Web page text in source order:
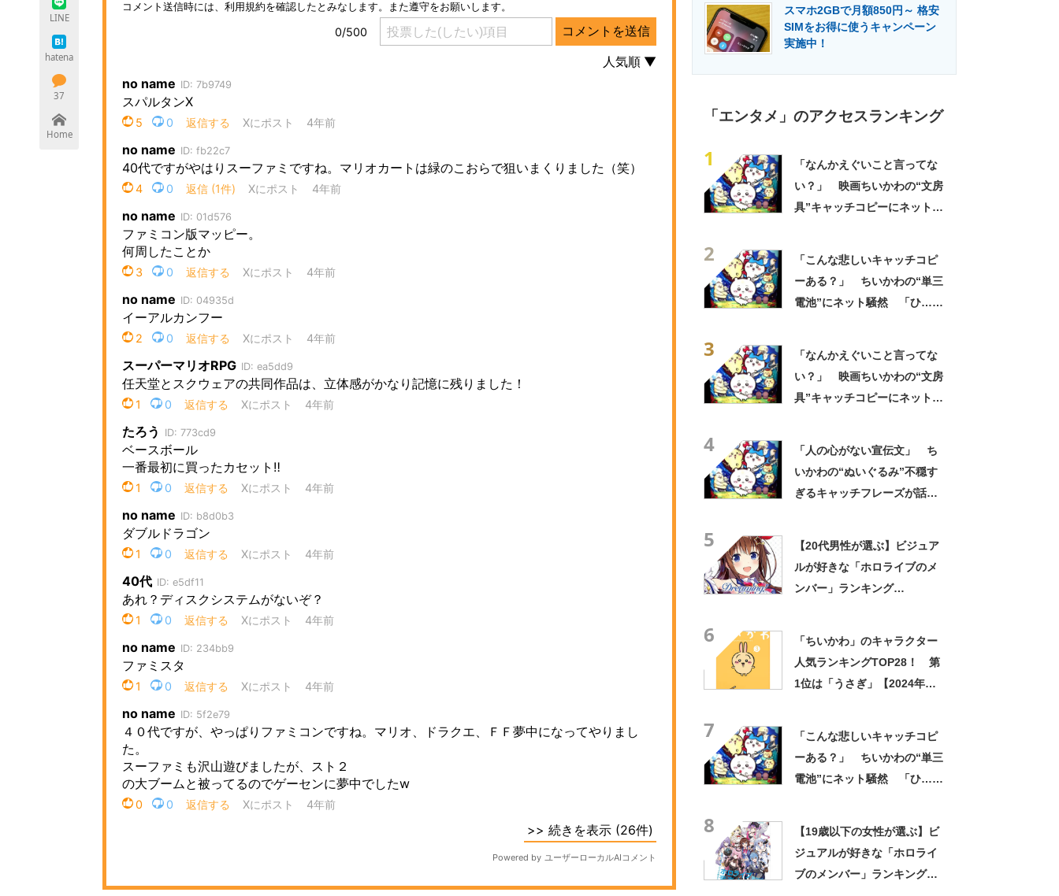
LINE
hatena
37
Home
スマホ2GBで月額850円～ 格安
SIMをお得に使うキャンペーン
実施中！
「エンタメ」のアクセスランキング
1
「なんかえぐいこと言ってな
い？」 映画ちいかわの“文房
具”キャッチコピーにネット騒
2
「こんな悲しいキャッチコピ
ーある？」 ちいかわの“単三
電池”にネット騒然 「ひ…人
3
「なんかえぐいこと言ってな
い？」 映画ちいかわの“文房
具”キャッチコピーにネット騒
4
「人の心がない宣伝文」 ち
いかわの“ぬいぐるみ”不穏す
ぎるキャッチフレーズが話
5
【20代男性が選ぶ】ビジュア
ルが好きな「ホロライブのメ
ンバー」ランキング
6
「ちいかわ」のキャラクター
人気ランキングTOP28！ 第
1位は「うさぎ」【2024年最
7
「こんな悲しいキャッチコピ
ーある？」 ちいかわの“単三
電池”にネット騒然 「ひ…人
8
【19歳以下の女性が選ぶ】ビ
ジュアルが好きな「ホロライ
ブのメンバー」ランキング